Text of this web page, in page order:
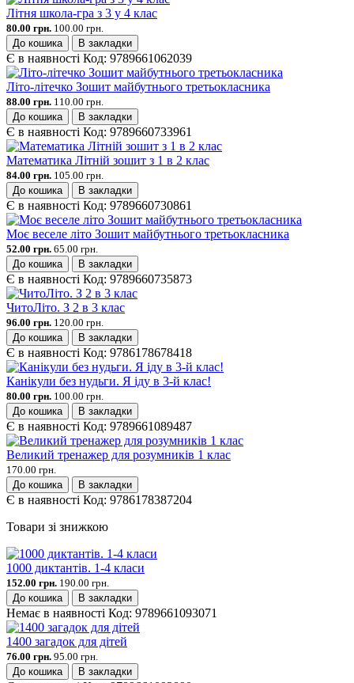
Літня школа-гра з 3 у 4 клас
80.00 грн. 100.00 грн.
До кошика
В закладки
Є в наявності Код: 9789661062039
Літо-літечко Зошит майбутнього третьокласника
88.00 грн. 110.00 грн.
До кошика
В закладки
Є в наявності Код: 9789660733961
Математика Літній зошит з 1 в 2 клас
84.00 грн. 105.00 грн.
До кошика
В закладки
Є в наявності Код: 9789660730861
Моє веселе літо Зошит майбутнього третьокласника
52.00 грн. 65.00 грн.
До кошика
В закладки
Є в наявності Код: 9789660735873
ЧитоЛіто. З 2 в 3 клас
96.00 грн. 120.00 грн.
До кошика
В закладки
Є в наявності Код: 9786178678418
Канікули без нудьги. Я іду в 3-й клас!
80.00 грн. 100.00 грн.
До кошика
В закладки
Є в наявності Код: 9789661089487
Великий тренажер для розумників 1 клас
170.00 грн.
До кошика
В закладки
Є в наявності Код: 9786178387204
Товари зі знижкою
1000 диктантів. 1-4 класи
152.00 грн. 190.00 грн.
До кошика
В закладки
Немає в наявності Код: 9789661093071
1400 загадок для дітей
76.00 грн. 95.00 грн.
До кошика
В закладки